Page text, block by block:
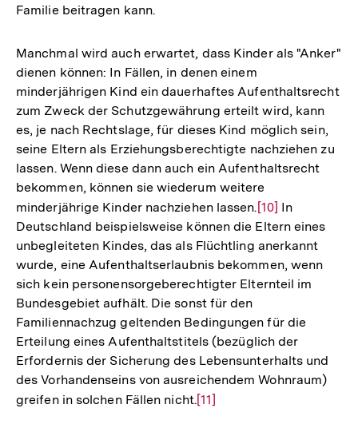
Familie beitragen kann.
Manchmal wird auch erwartet, dass Kinder als "Anker"
dienen können: In Fällen, in denen einem
minderjährigen Kind ein dauerhaftes Aufenthaltsrecht
zum Zweck der Schutzgewährung erteilt wird, kann
es, je nach Rechtslage, für dieses Kind möglich sein,
seine Eltern als Erziehungsberechtigte nachziehen zu
lassen. Wenn diese dann auch ein Aufenthaltsrecht
bekommen, können sie wiederum weitere
minderjährige Kinder nachziehen lassen. Zur
Auflösung
der
Fußnote
[10] In
Deutschland beispielsweise können die Eltern eines
unbegleiteten Kindes, das als Flüchtling anerkannt
wurde, eine Aufenthaltserlaubnis bekommen, wenn
sich kein personensorgeberechtigter Elternteil im
Bundesgebiet aufhält. Die sonst für den
Familiennachzug geltenden Bedingungen für die
Erteilung eines Aufenthaltstitels (bezüglich der
Erfordernis der Sicherung des Lebensunterhalts und
des Vorhandenseins von ausreichendem Wohnraum)
greifen in solchen Fällen nicht.Zur
[11]